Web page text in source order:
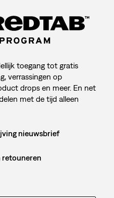
toegang tot gratis
verrassingen op
drops en meer. En net
met de tijd alleen
nieuwsbrief
retouneren